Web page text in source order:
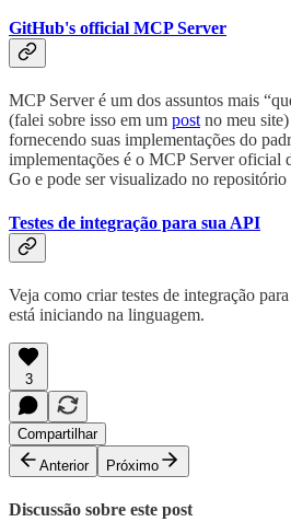
GitHub's official MCP Server
MCP Server é um dos assuntos mais
(falei sobre isso em um post no meu
fornecendo suas implementações do
implementações é o MCP Server oficial
Go e pode ser visualizado no
Testes de integração para sua API
Veja como criar testes de integração
está iniciando na linguagem.
3
Compartilhar
Anterior
Próximo
Discussão sobre este post